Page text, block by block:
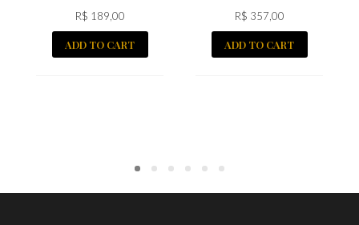
R$ 189,00
ADD TO CART
R$ 357,00
ADD TO CART